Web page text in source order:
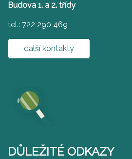
Budova 1. a 2. třídy
tel.: 722 290 469
další kontakty
DŮLEŽITÉ ODKAZY